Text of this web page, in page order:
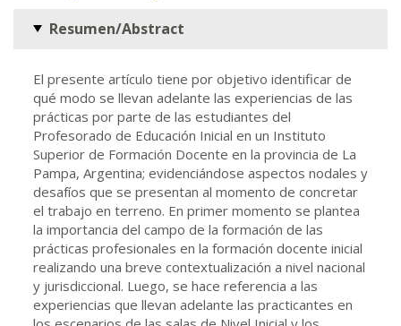
Resumen/Abstract
El presente artículo tiene por objetivo identificar de
qué modo se llevan adelante las experiencias de las
prácticas por parte de las estudiantes del
Profesorado de Educación Inicial en un Instituto
Superior de Formación Docente en la provincia de La
Pampa, Argentina; evidenciándose aspectos nodales y
desafíos que se presentan al momento de concretar
el trabajo en terreno. En primer momento se plantea
la importancia del campo de la formación de las
prácticas profesionales en la formación docente inicial
realizando una breve contextualización a nivel nacional
y jurisdiccional. Luego, se hace referencia a las
experiencias que llevan adelante las practicantes en